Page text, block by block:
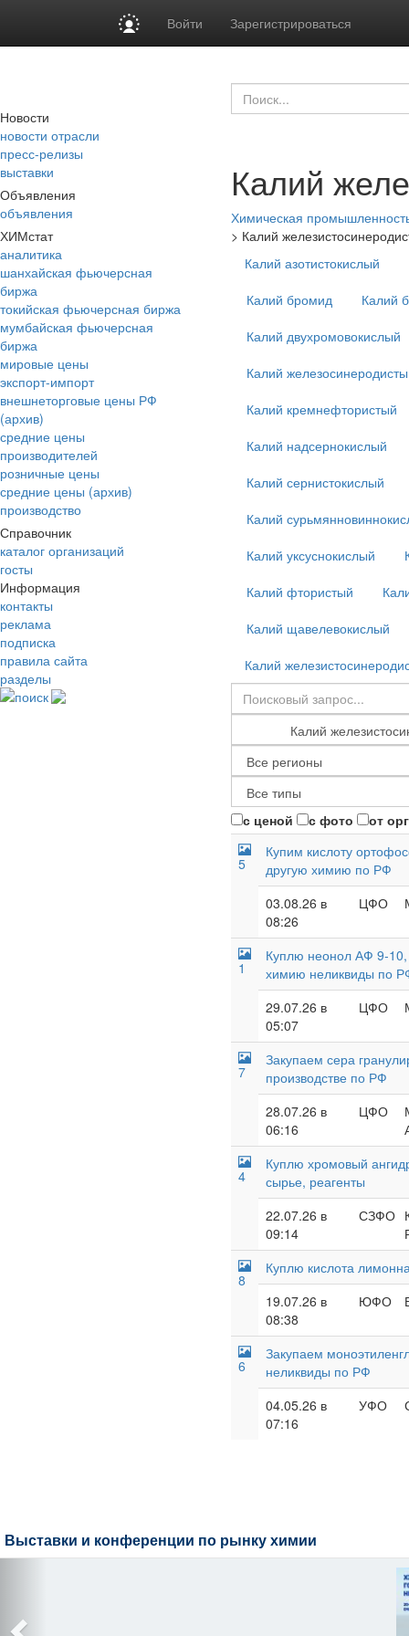
Войти Зарегистрироваться
Новости
новости отрасли
пресс-релизы
выставки
Объявления
объявления
ХИМстат
аналитика
шанхайская фьючерсная
биржа
токийская фьючерсная биржа
мумбайская фьючерсная
биржа
мировые цены
экспорт-импорт
внешнеторговые цены РФ
(архив)
средние цены
производителей
розничные цены
средние цены (архив)
производство
Справочник
каталог организаций
госты
Информация
контакты
реклама
подписка
правила сайта
разделы
поиск
Калий
Химическая
> Калий
Калий азотистокислый
Калий бромид
Калий
Калий двухромовокислый
Калий
Калий кремнефтористый
Калий надсернокислый
Калий сернистокислый
Калий
Калий уксуснокислый
Калий фтористый
Калий щавелевокислый
Калий
с ценой с фото от
5
Купим кислоту
другую химию по РФ
03.08.26 в
08:26
ЦФО
1
Куплю неонол АФ 9-10,
химию неликвиды по
29.07.26 в
05:07
ЦФО
7
Закупаем сера
производстве по РФ
28.07.26 в
06:16
ЦФО
4
Куплю хромовый
сырье, реагенты
22.07.26 в
09:14
СЗФО
8
Куплю кислота
19.07.26 в
08:38
ЮФО
6
Закупаем
неликвиды по РФ
04.05.26 в
07:16
УФО
Выставки и конференции по рынку химии